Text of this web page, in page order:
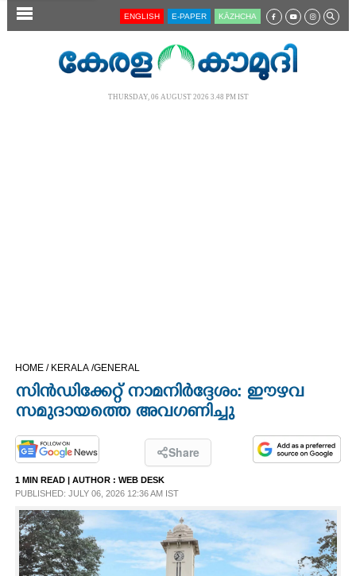
SECTIONS
CINEMA
OPINION
PHOTOS
LIFESTYLE
SPIRITUAL
ENGLISH E-PAPER KĀZHCHA
THURSDAY, 06 AUGUST 2026 3.48 PM IST
HOME / KERALA /GENERAL
സിൻഡിക്കേറ്റ് നാമനിർദ്ദേശം: ഈഴവ
സമുദായത്തെ അവഗണിച്ചു
Share
1 MIN READ | AUTHOR : WEB DESK
PUBLISHED: JULY 06, 2026 12:36 AM IST